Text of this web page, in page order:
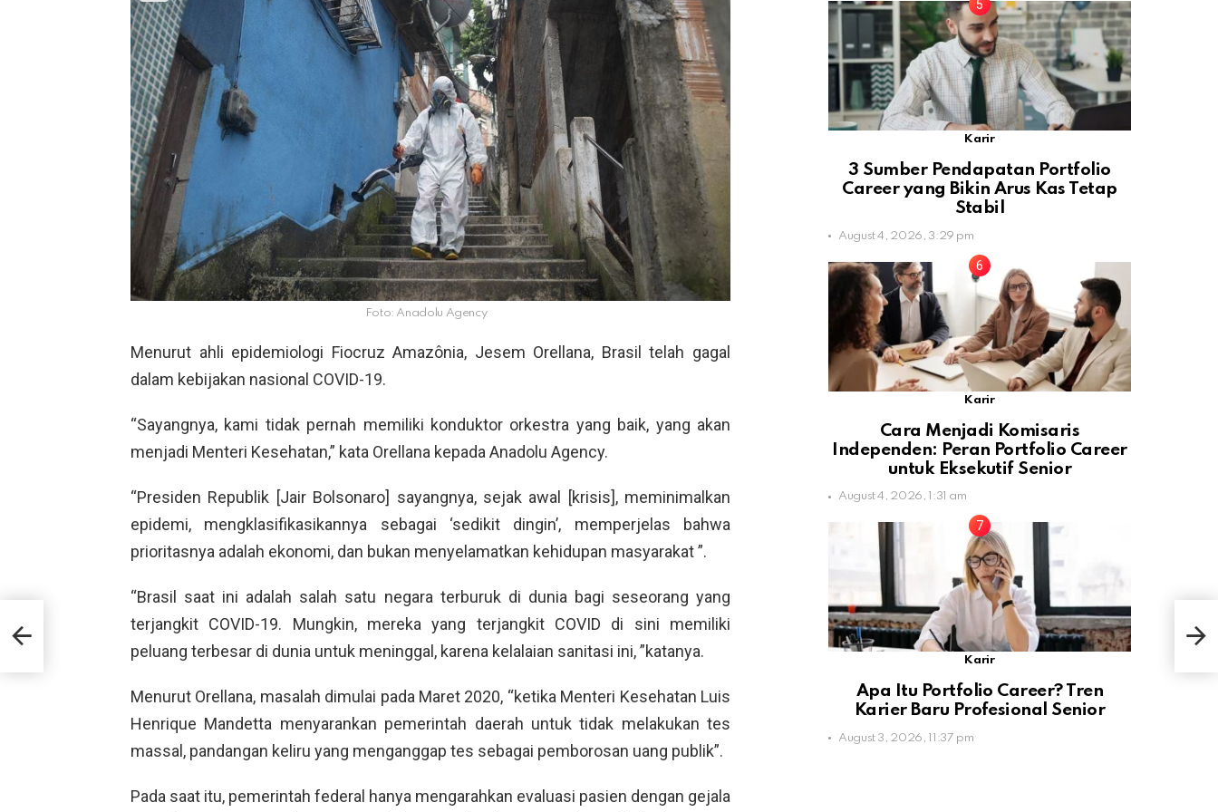
Foto: Anadolu Agency
Menurut ahli epidemiologi Fiocruz Amazônia, Jesem Orellana, Brasil telah gagal
dalam kebijakan nasional COVID-19.
“Sayangnya, kami tidak pernah memiliki konduktor orkestra yang baik, yang akan
menjadi Menteri Kesehatan,” kata Orellana kepada Anadolu Agency.
“Presiden Republik [Jair Bolsonaro] sayangnya, sejak awal [krisis], meminimalkan
epidemi, mengklasifikasikannya sebagai ‘sedikit dingin’, memperjelas bahwa
prioritasnya adalah ekonomi, dan bukan menyelamatkan kehidupan masyarakat ”.
“Brasil saat ini adalah salah satu negara terburuk di dunia bagi seseorang yang
terjangkit COVID-19. Mungkin, mereka yang terjangkit COVID di sini memiliki
peluang terbesar di dunia untuk meninggal, karena kelalaian sanitasi ini, ”katanya.
Menurut Orellana, masalah dimulai pada Maret 2020, “ketika Menteri Kesehatan Luis
Henrique Mandetta menyarankan pemerintah daerah untuk tidak melakukan tes
massal, pandangan keliru yang menganggap tes sebagai pemborosan uang publik”.
Pada saat itu, pemerintah federal hanya mengarahkan evaluasi pasien dengan gejala
Karir
3 Sumber Pendapatan Portfolio
Career yang Bikin Arus Kas Tetap
Stabil
August 4, 2026, 3:29 pm
Karir
Cara Menjadi Komisaris
Independen: Peran Portfolio Career
untuk Eksekutif Senior
August 4, 2026, 1:31 am
Karir
Apa Itu Portfolio Career? Tren
Karier Baru Profesional Senior
August 3, 2026, 11:37 pm